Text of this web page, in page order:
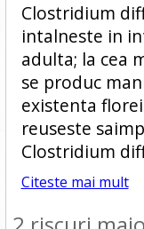
Clostridium
intalneste in
adulta; la cea
se produc
existenta
reuseste
Clostridium
Citeste mai mult